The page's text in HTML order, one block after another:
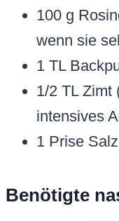
100 g
wenn sie
1 TL
1/2 TL Zimt
intensives
1 Prise
Benötigte